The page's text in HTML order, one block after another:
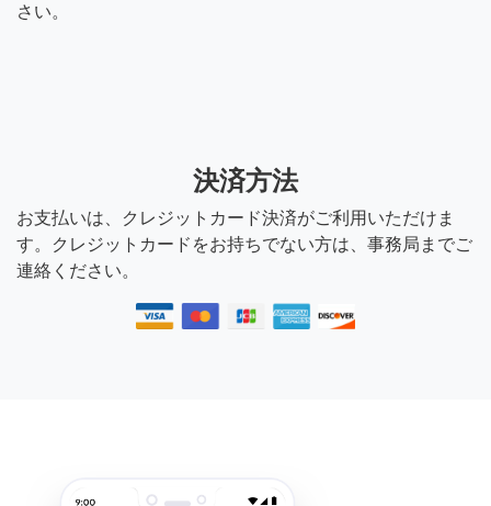
さい。
決済方法
お支払いは、クレジットカード決済がご利用いただけま
す。クレジットカードをお持ちでない方は、事務局までご
連絡ください。